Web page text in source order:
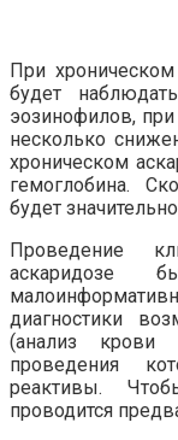
При
будет
эозинофилов,
несколько
хроническом
гемоглобина.
будет
Проведение
аскаридозе
диагностики
(анализ крови
проведения
реактивы.
проводится